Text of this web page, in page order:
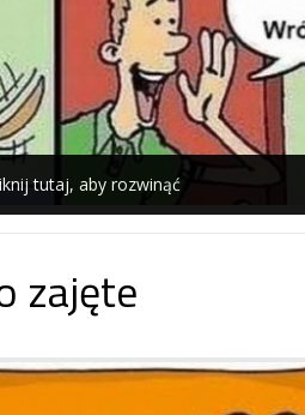
tutaj, aby rozwinąć
zajęte